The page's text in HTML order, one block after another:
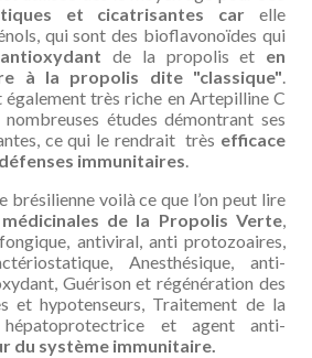
et cicatrisantes car elle
qui sont des bioflavonoïdes qui
antioxydant de la propolis et en
à la propolis dite "classique".
également très riche en Artepilline C
études démontrant ses
ce qui le rendrait très efficace
immunitaires.
brésilienne voilà ce que l’on peut lire
de la Propolis Verte,
antiviral, anti protozoaires,
Anesthésique, anti-
Guérison et régénération des
et hypotenseurs, Traitement de la
et agent anti-
du système immunitaire.